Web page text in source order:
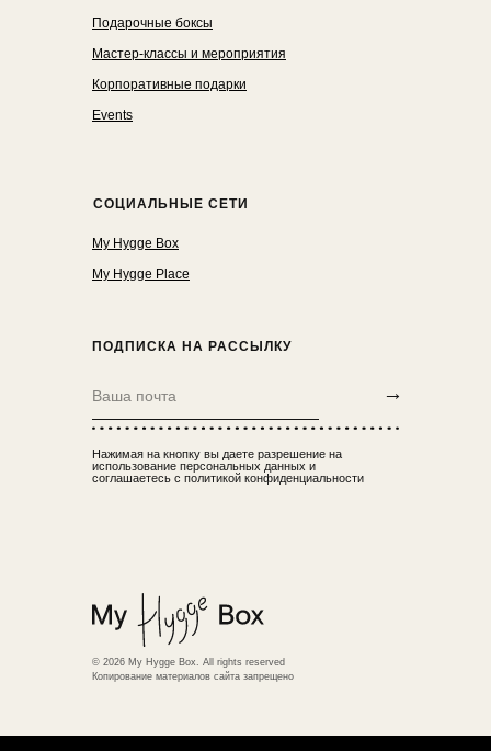
СОЦИАЛЬНЫЕ СЕТИ
© 2026 My Hygge Box. All rights reserved
Копирование материалов сайта запрещено
→
Нажимая на кнопку вы даете разрешение на
использование персональных данных и
соглашаетесь с политикой конфиденциальности
ПОДПИСКА НА РАССЫЛКУ
Подарочные боксы
Мастер-классы и мероприятия
Корпоративные подарки
Events
My Hygge Box
My Hygge Place